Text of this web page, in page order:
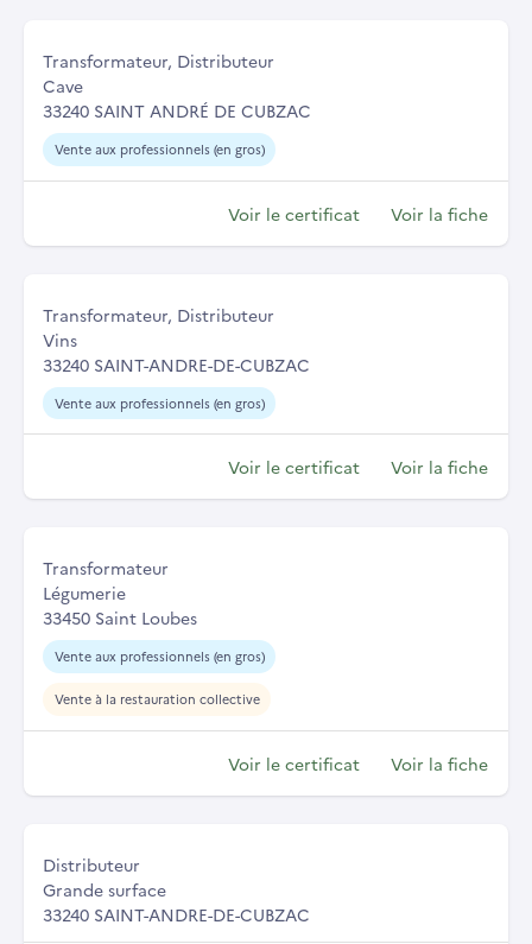
Transformateur, Distributeur
Cave
33240 SAINT ANDRÉ DE CUBZAC
Vente aux professionnels (en gros)
Voir le certificat Voir la fiche
Transformateur, Distributeur
Vins
33240 SAINT-ANDRE-DE-CUBZAC
Vente aux professionnels (en gros)
Voir le certificat Voir la fiche
Transformateur
Légumerie
33450 Saint Loubes
Vente aux professionnels (en gros)
Vente à la restauration collective
Voir le certificat Voir la fiche
Distributeur
Grande surface
33240 SAINT-ANDRE-DE-CUBZAC